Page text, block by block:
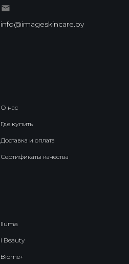
Iluma
I Beauty
Biome+
О нас
Доставка и оплата
Сертификаты качества
Где купить
info@imageskincare.by